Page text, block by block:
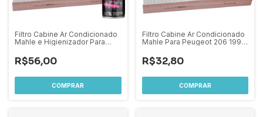
Filtro Cabine Ar Condicionado
Mahle e Higienizador Para
207 Hoggar 2008 A 2015
R$56,00
Filtro Cabine Ar Condicionado
Mahle Para Peugeot 206 1999
2015
R$32,80